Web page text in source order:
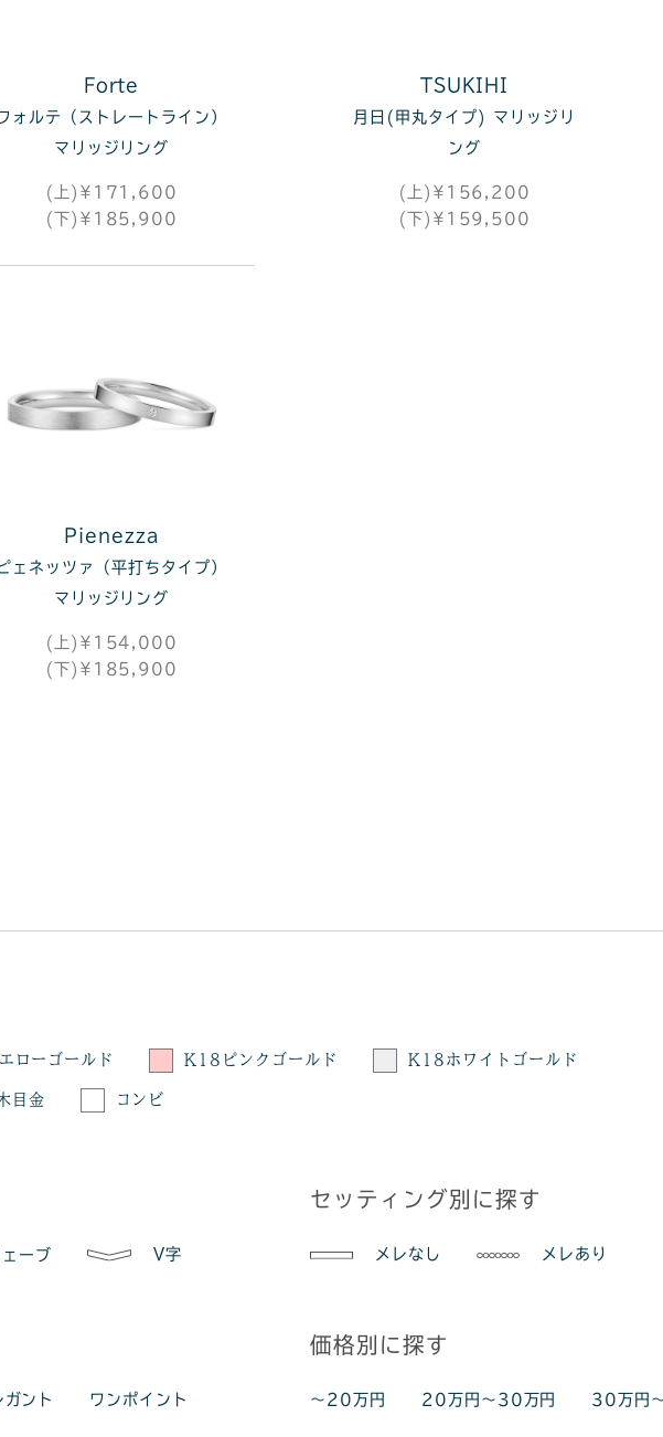
Forte
ォルテ（ストレートライン）
マリッジリング
(上)¥171,600
(下)¥185,900
TSUKIHI
月日(甲丸タイプ) マリッジリ
ング
(上)¥156,200
(下)¥159,500
Pienezza
ピェネッツァ（平打ちタイプ）
マリッジリング
(上)¥154,000
(下)¥185,900
ローゴールド K18ピンクゴールド K18ホワイトゴールド
目金 コンビ
ーブ V字
セッティング別に探す
メレなし メレあり
ガント ワンポイント
価格別に探す
～20万円 20万円～30万円 30万円